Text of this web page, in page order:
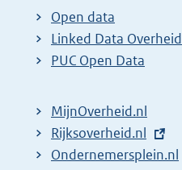
t
e
r
l
i
n
Open data
Linked Data Overheid
PUC Open Data
MijnOverheid.nl
E
x
Rijksoverheid.nl
E
Ondernemersplein.nl